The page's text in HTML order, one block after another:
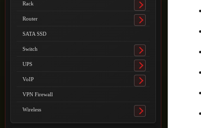
Rack
Toggle
submenu
Router
Toggle
SATA SSD
Switch
Toggle
submenu
UPS
Toggle
submenu
VoIP
Toggle
VPN Firewall
Wireless
Toggle
submenu